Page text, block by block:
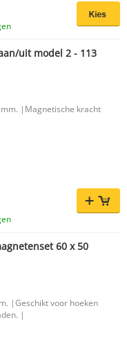
uit model 2 - 113
|Magnetische kracht
60 x 50
|Geschikt voor hoeken
|